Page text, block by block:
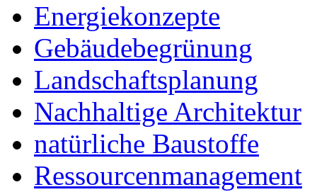
Energiekonzepte
Gebäudebegrünung
Landschaftsplanung
Nachhaltige Architektur
natürliche Baustoffe
Ressourcenmanagement